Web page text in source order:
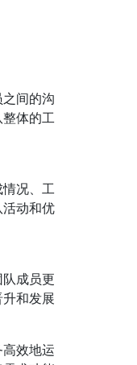
间的沟
体的工
况、工
动和优
成员更
和发展
效地运